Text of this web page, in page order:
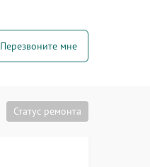
Перезвоните мне
Статус ремонта